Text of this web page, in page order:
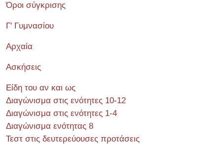
Όροι σύγκρισης
Γ' Γυμνασίου
Αρχαία
Ασκήσεις
Είδη του αν και ως
Διαγώνισμα στις ενότητες 10-12
Διαγώνισμα στις ενότητες 1-4
Διαγώνισμα ενότητας 8
Τεστ στις δευτερεύουσες προτάσεις